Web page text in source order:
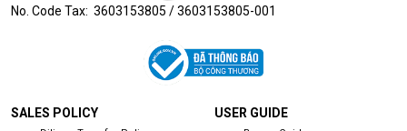
No. Code Tax: 3603153805 / 3603153805-001
SALES POLICY USER GUIDE